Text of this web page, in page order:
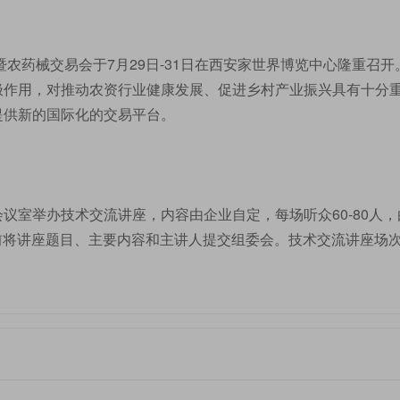
药械交易会于7月29日-31日在西安家世界博览中心隆重召开
用，对推动农资行业健康发展、促进乡村产业振兴具有十分
新的国际化的交易平台。
室举办技术交流讲座，内容由企业自定，每场听众60-80人
讲座题目、主要内容和主讲人提交组委会。技术交流讲座场